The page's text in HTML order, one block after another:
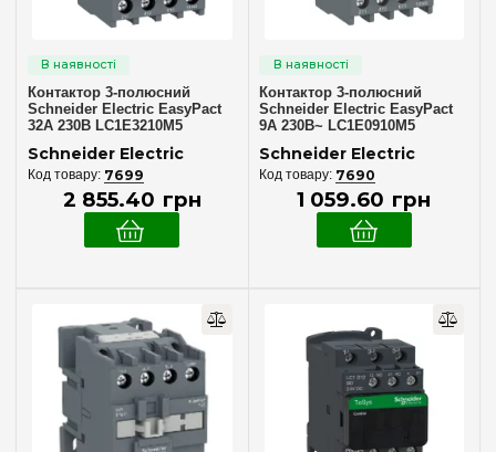
48V (AC) (12)
U котушки керування (DC)
24V (DC)(41)
Положення контактів
(102)
Контактор 3-полюсний
Schneider Electric EasyPact
32А 230В LC1E3210M5
Schneider Electric
7699
2 855.40 грн
Контактор 3-полюсний
Schneider Electric EasyPact
9А 230В~ LC1E0910M5
Schneider Electric
7690
1 059.60 грн